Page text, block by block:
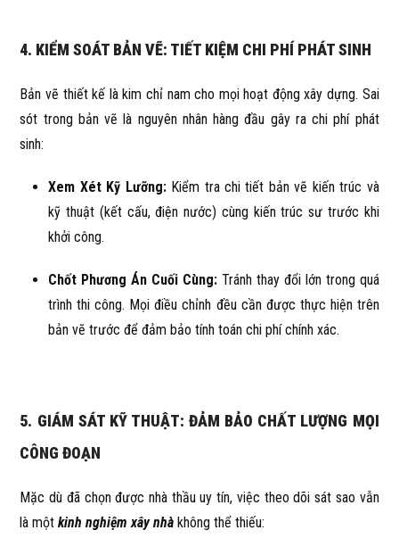
4. KIỂM SOÁT BẢN VẼ: TIẾT KIỆM CHI PHÍ PHÁT SINH
Bản vẽ thiết kế là kim chỉ nam cho mọi hoạt động xây dựng. Sai
sót trong bản vẽ là nguyên nhân hàng đầu gây ra chi phí phát
sinh:
Xem Xét Kỹ Lưỡng:Kiểm tra chi tiết bản vẽ kiến trúc và
kỹ thuật (kết cấu, điện nước) cùng kiến trúc sư trước khi
khởi công.
Chốt Phương Án Cuối Cùng: Tránh thay đổi lớn trong quá
trình thi công. Mọi điều chỉnh đều cần được thực hiện trên
bản vẽ trước để đảm bảo tính toán chi phí chính xác.
5. GIÁM SÁT KỸ THUẬT: ĐẢM BẢO CHẤT LƯỢNG MỌI
CÔNG ĐOẠN
Mặc dù đã chọn được nhà thầu uy tín, việc theo dõi sát sao vẫn
là mộtkinh nghiệm xây nhà không thể thiếu: